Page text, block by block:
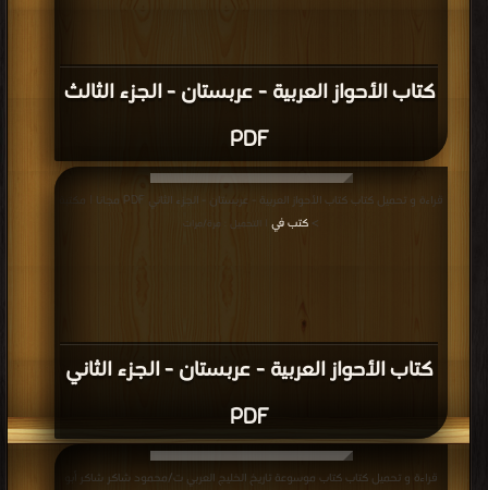
كتاب الأحواز العربية - عربستان - الجزء الثالث
PDF
كتاب الأحواز العربية - عربستان - الجزء الثاني
PDF
قراءة و تحميل كتاب كتاب الأحواز العربية - عربستان - الجزء الثاني PDF مجانا | مكتبة
> كتب في | التحميل : مرة/مرات
قراءة و تحميل كتاب كتاب موسوعة تاريخ الخليج العربي ت/محمود شاكر شاكر أبو